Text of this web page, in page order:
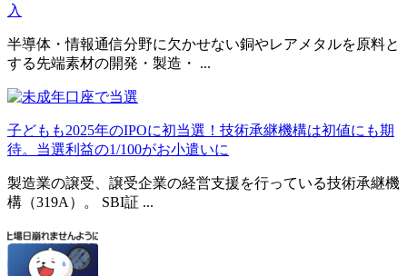
入
半導体・情報通信分野に欠かせない銅やレアメタルを原料と
する先端素材の開発・製造・ ...
子どもも2025年のIPOに初当選！技術承継機構は初値にも期
待。当選利益の1/100がお小遣いに
製造業の譲受、譲受企業の経営支援を行っている技術承継機
構（319A）。 SBI証 ...